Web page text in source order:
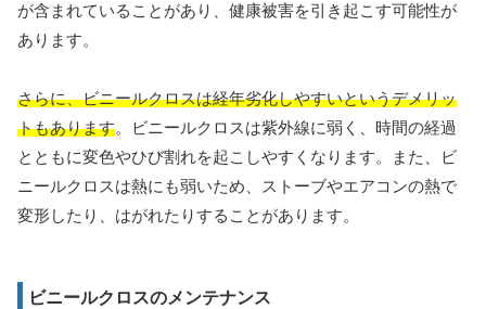
が含まれていることがあり、健康被害を引き起こす可能性が
あります。
さらに、ビニールクロスは経年劣化しやすいというデメリッ
トもあります。ビニールクロスは紫外線に弱く、時間の経過
とともに変色やひび割れを起こしやすくなります。また、ビ
ニールクロスは熱にも弱いため、ストーブやエアコンの熱で
変形したり、はがれたりすることがあります。
ビニールクロスのメンテナンス